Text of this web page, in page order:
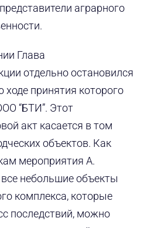
аграрного
Глава
отдельно остановился
принятия которого
“БТИ”. Этот
акт касается в том
объектов. Как
мероприятия А.
небольшие объекты
комплекса, которые
последствий, можно